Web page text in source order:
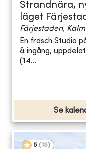
Strandnära,
läget
Färjestaden,
En fräsch Studio
& ingång,
(14...
Se
5 (15)